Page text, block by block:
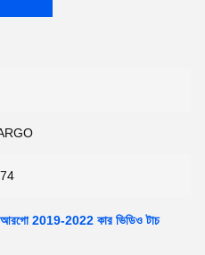
আরগো 2019-2022 কার ভিডিও টাচ